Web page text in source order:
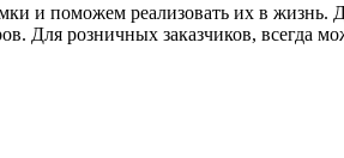
и поможем реализовать их в жизнь.
Для розничных заказчиков, всегда